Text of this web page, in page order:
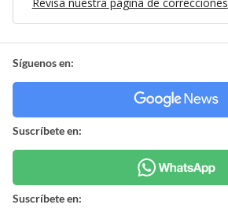
Síguenos en:
Suscríbete en:
Suscríbete en: